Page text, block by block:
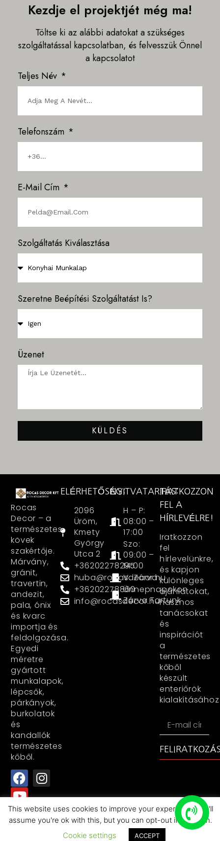
Kezdje el projektjét még ma!
Töltse ki az alábbi adatokat a szükséges
szolgáltatással kapcsolatban, és felvesszük Önnel
a kapcsolatot
Teljes Név
Telefonszám
E-Mail Cím
Szolgáltatás Kiválasztása
Szeretne Beépítési Szolgáltatást Is?
Üzenet
KÜLDÉS
Rocas
Decor – a
természetes
kövek
szakértője.
Márvány,
gránit,
travertin,
andezit,
pala, ónix
és kvarc
importja és
feldolgozása.
Egyedi
méretre
gyártott
munkalapok,
lépcsők,
párkányok,
burkolatok
és
kandallók
természetes
kőből.
ELÉRHETŐSÉG:
2096
Üröm,
Kmety
György
Utca 2
+36202278295
huba@rocasdecor.hu
+36202278860
info@rocasdecor.hu
NYITVATARTÁS:
H – P:
08:00 –
17:00
Szo:
09:00 –
14:00
V: Zárva
Ünnepnapokon
Zárva Tartunk
IRATKOZZON
FEL A
HÍRLEVÉLRE!
Iratkozzon
fel
hírlevelünkre,
és kapjon
különleges
ajánlatokat,
hasznos
tanácsokat
és
inspirációt
a
természetes
kőből
készült
enteriőrök
kialakításához
All rights reserved+RocasDecorKFT+2025
This website uses cookies to improve your experience. We'll
assume you're ok with this, but you can opt-out if you wish.
Cookie settings
ACCEPT